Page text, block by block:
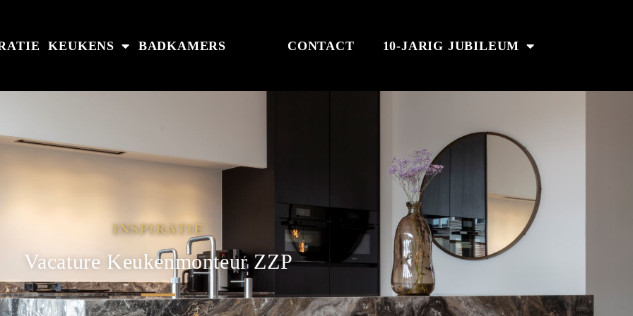
KEUKENS BADKAMERS CONTACT 10-JARIG JUBILEUM
INSPIRATIE
Vacature Keukenmonteur ZZP